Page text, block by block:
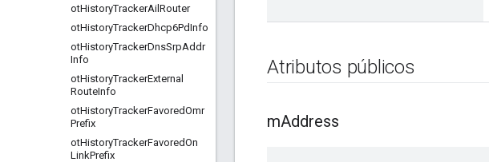
otHistoryTrackerAil Router
otHistoryTrackerDhcp6PdInfo
otHistoryTrackerDnsSrpAddr
Info
otHistoryTrackerExternal
RouteInfo
otHistoryTrackerFavoredOmr
Prefix
otHistoryTrackerFavoredOn
LinkPrefix
Atributos públicos
mAddress